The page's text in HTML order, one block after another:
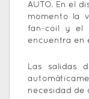
AUTO. En el
momento la
fan-coil y el
encuentra en
Las salidas
necesidad de